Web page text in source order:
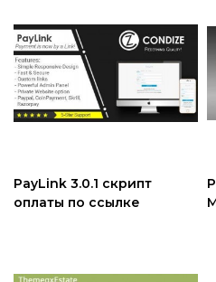
PayLink 3.0.1 скрипт
оплаты по ссылке